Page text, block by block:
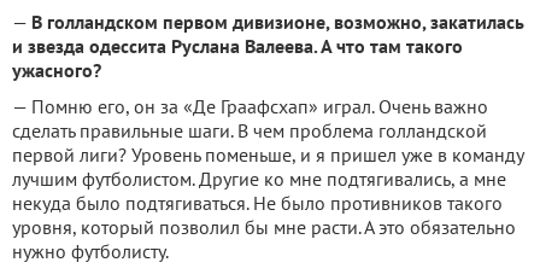
— В голландском первом дивизионе, возможно, закатилась
и звезда одессита Руслана Валеева. А что там такого
ужасного?
— Помню его, он за «Де Граафсхап» играл. Очень важно
сделать правильные шаги. В чем проблема голландской
первой лиги? Уровень поменьше, и я пришел уже в команду
лучшим футболистом. Другие ко мне подтягивались, а мне
некуда было подтягиваться. Не было противников такого
уровня, который позволил бы мне расти. А это обязательно
нужно футболисту.